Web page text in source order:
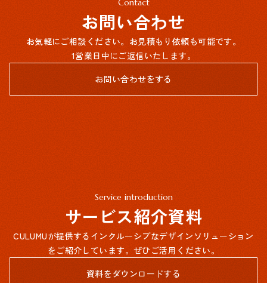
Contact
お問い合わせ
お気軽にご相談ください。お見積もり依頼も可能です。
1営業日中にご返信いたします。
お問い合わせをする
Service introduction
サービス紹介資料
CULUMUが提供するインクルーシブなデザインソリューション
をご紹介しています。ぜひご活用ください。
資料をダウンロードする